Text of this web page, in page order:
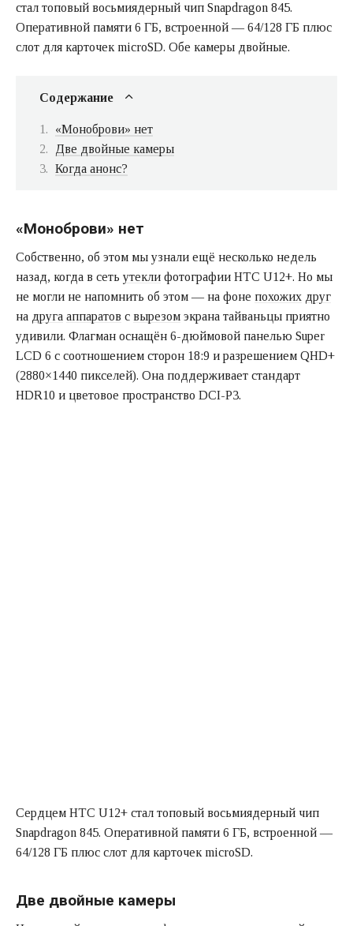
стал топовый восьмиядерный чип Snapdragon 845.
Оперативной памяти 6 ГБ, встроенной — 64/128 ГБ плюс
слот для карточек microSD. Обе камеры двойные.
Содержание
«Моноброви» нет
Две двойные камеры
Когда анонс?
«Моноброви» нет
Собственно, об этом мы узнали ещё несколько недель
назад, когда в сеть утекли фотографии HTC U12+. Но мы
не могли не напомнить об этом — на фоне похожих друг
на друга аппаратов с вырезом экрана тайваньцы приятно
удивили. Флагман оснащён 6-дюймовой панелью Super
LCD 6 с соотношением сторон 18:9 и разрешением QHD+
(2880×1440 пикселей). Она поддерживает стандарт
HDR10 и цветовое пространство DCI-P3.
Сердцем HTC U12+ стал топовый восьмиядерный чип
Snapdragon 845. Оперативной памяти 6 ГБ, встроенной —
64/128 ГБ плюс слот для карточек microSD.
Две двойные камеры